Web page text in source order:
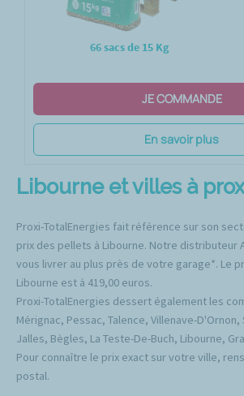
66 sacs de 15 Kg
JE COMMANDE
En savoir plus
Libourne et villes à
Proxi-TotalEnergies fait référence sur son
prix des pellets à Libourne. Notre distributeur
vous livrer au plus près de votre garage*. Le
Libourne est à 419,00 euros.
Proxi-TotalEnergies dessert également les
Mérignac, Pessac, Talence, Villenave-D'Ornon,
Jalles, Bègles, La Teste-De-Buch, Libourne,
Pour connaître le prix exact sur votre ville,
postal.